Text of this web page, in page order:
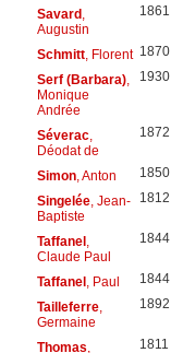
Savard,
Augustin
1861
Schmitt, Florent 1870
Serf (Barbara),
Monique
Andrée
1930
Séverac,
Déodat de
1872
Simon, Anton 1850
Singelée, Jean-
Baptiste
1812
Taffanel,
Claude Paul
1844
Taffanel, Paul 1844
Tailleferre,
Germaine
1892
Thomas 1811